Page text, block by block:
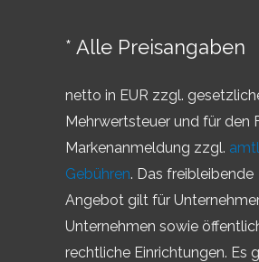
* Alle Preisangaben
netto in EUR zzgl.
Mehrwertsteuer und für den
Markenanmeldung zzgl.
Gebühren. Das freibleibende
Angebot gilt für
Unternehmen sowie
rechtliche Einrichtungen. Es